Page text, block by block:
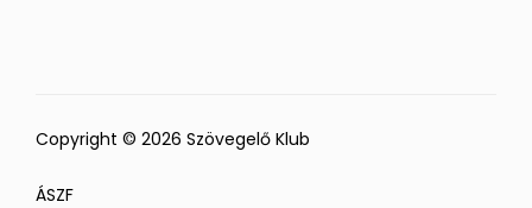
Copyright © 2026 Szövegelő Klub
ÁSZF